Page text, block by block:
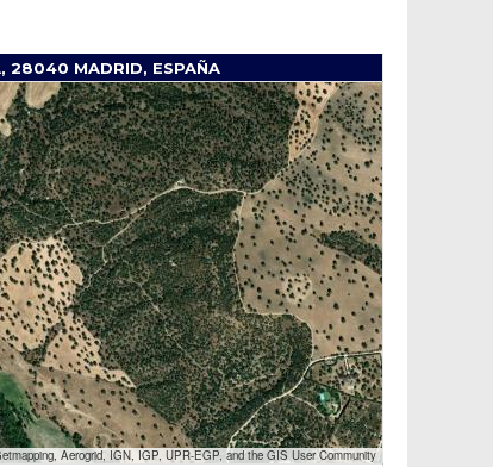
28040 MADRID, ESPAÑA
Aerogrid, IGN, IGP, UPR-EGP, and the GIS User Community